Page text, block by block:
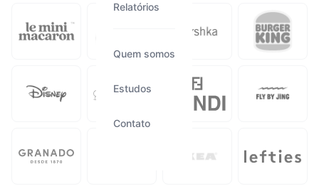
Relatórios
Quem somos
Estudos
Contato